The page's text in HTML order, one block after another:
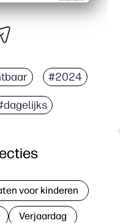
#2024
voor kinderen
Verjaardag